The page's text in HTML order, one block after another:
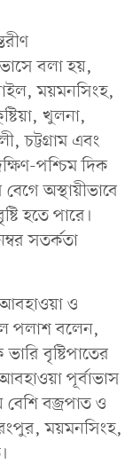
বলা হয়,
ময়মনসিংহ,
খুলনা,
চট্টগ্রাম এবং
পশ্চিম দিক
অস্থায়ীভাবে
হতে পারে।
সতর্কতা
আবহাওয়া ও
পলাশ বলেন,
বৃষ্টিপাতের
পূর্বাভাস
বজ্রপাত ও
রংপুর, ময়মনসিংহ,